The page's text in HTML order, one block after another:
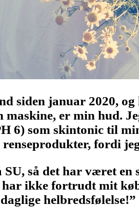
siden januar 2020,
maskine, er min hud.
6) som skintonic til
renseprodukter, fordi
SU, så det har været
har ikke fortrudt mit